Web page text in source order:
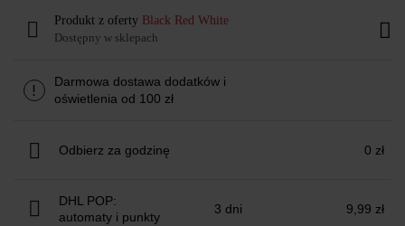
Produkt z oferty Black Red White
Dostępny w sklepach
!
Darmowa dostawa dodatków i
oświetlenia od 100 zł
Odbierz za godzinę 0 zł
DHL POP:
automaty i punkty
3 dni 9,99 zł